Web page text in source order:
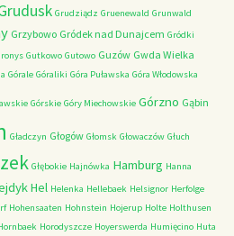
Grudziądz Gruenewald Grunwald
Grzybowo Gródek nad Dunajcem Gródki
Gutkowo Gutowo Guzów Gwda Wielka
Górale Góraliki Góra Puławska Góra Włodowska
Górskie Góry Miechowskie Górzno Gąbin
Gładczyn Głogów Głomsk Głowaczów Głuch
Głębokie Hajnówka Hamburg Hanna
Hel Helenka Hellebaek Helsignor Herfolge
Hohensaaten Hohnstein Hojerup Holte Holthusen
Horodyszcze Hoyerswerda Humięcino Huta